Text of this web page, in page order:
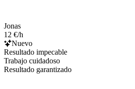
Jonas
12 €/h
Nuevo
Resultado impecable
Trabajo cuidadoso
Resultado garantizado